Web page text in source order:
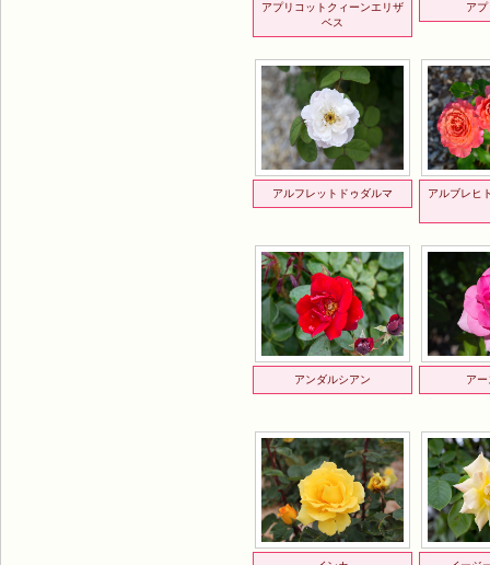
アプリコットクィーンエリザ
ベス
ア
アルフレットドゥダルマ アルブレヒ
アンダルシアン ア